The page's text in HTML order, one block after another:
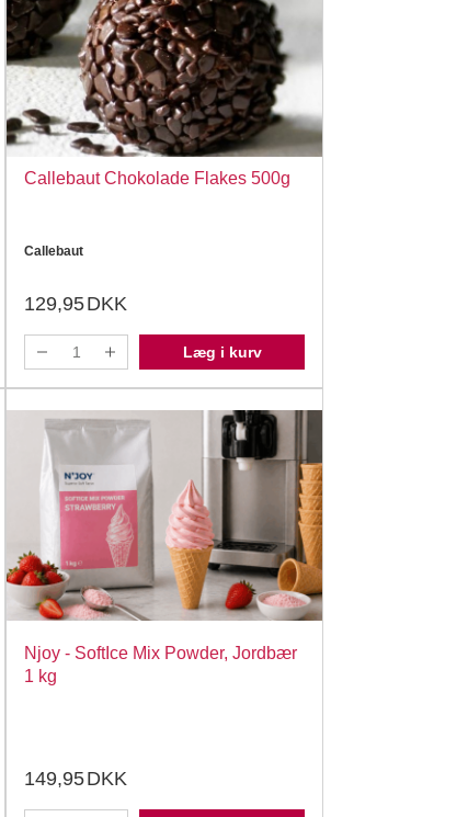
Callebaut Chokolade Flakes 500g
Callebaut
129,95DKK
Læg i kurv
Njoy - SoftIce Mix Powder, Jordbær
1 kg
149,95DKK